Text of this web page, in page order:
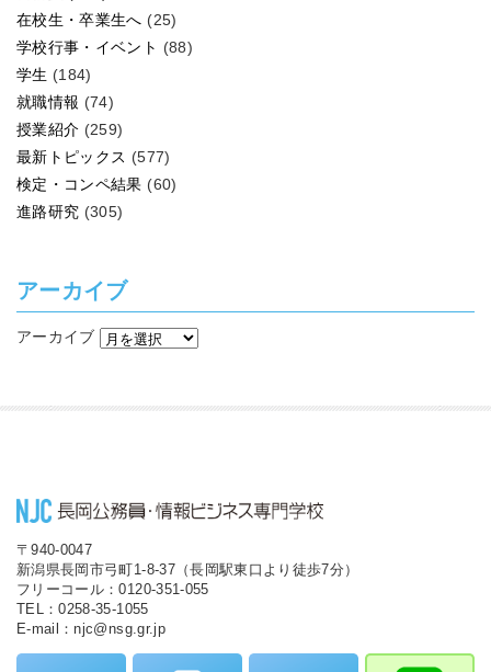
在校生・卒業生へ (25)
学校行事・イベント (88)
学生 (184)
就職情報 (74)
授業紹介 (259)
最新トピックス (577)
検定・コンペ結果 (60)
進路研究 (305)
アーカイブ
アーカイブ
〒940-0047
新潟県長岡市弓町1-8-37（長岡駅東口より徒歩7分）
フリーコール：0120-351-055
TEL：0258-35-1055
E-mail：njc@nsg.gr.jp